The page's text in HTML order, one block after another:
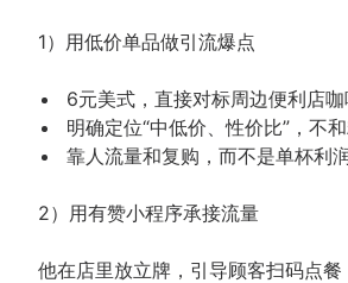
1）用低价单品做引流爆点
6元美式，直接对标周边便利店
明确定位“中低价、性价比”，不
靠人流量和复购，而不是单杯利
2）用有赞小程序承接流量
他在店里放立牌，引导顾客扫码点餐